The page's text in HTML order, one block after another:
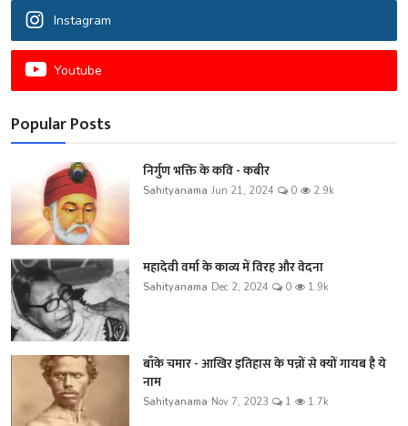
Instagram
Youtube
Popular Posts
निर्गुण भक्ति के कवि - कबीर
Sahityanama Jun 21, 2024 0 2.9k
महादेवी वर्मा के काव्य में विरह और वेदना
Sahityanama Dec 2, 2024 0 1.9k
बाँके चमार - आखिर इतिहास के पन्नों से क्यों गायब है ये
नाम
Sahityanama Nov 7, 2023 1 1.7k